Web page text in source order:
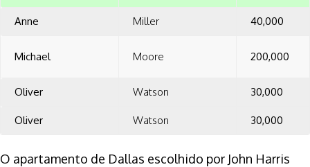
Anne Miller 40,000
Michael Moore 200,000
Oliver Watson 30,000
Oliver Watson 30,000
O apartamento de Dallas escolhido por John Harris